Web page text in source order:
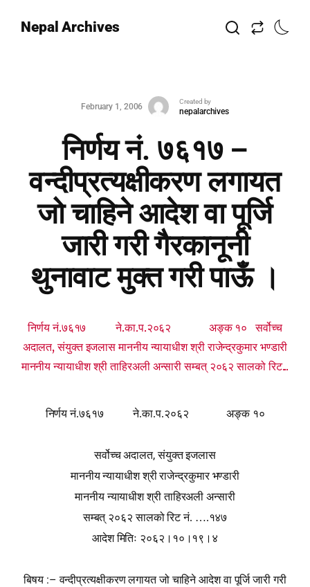
Nepal Archives
February 1, 2006
Created by
nepalarchives
निर्णय नं. ७६१७ –
वन्दीप्रत्यक्षीकरण लगायत
जो चाहिने आदेश वा पूर्जि
जारी गरी गैरकानूनी
थुनावाट मुक्त गरी पाऊँ ।
निर्णय नं.७६१७ ने.का.प.२०६२ अङ्क १० सर्वोच्च
अदालत, संयुक्त इजलास माननीय न्यायाधीश श्री राजेन्द्रकुमार भण्डारी
माननीय न्यायाधीश श्री ताहिरअली अन्सारी सम्बत् २०६२ सालको रिट...
निर्णय नं.७६१७ ने.का.प.२०६२ अङ्क १०
सर्वोच्च अदालत,संयुक्त इजलास
माननीय न्यायाधीश श्री राजेन्द्रकुमार भण्डारी
माननीय न्यायाधीश श्री ताहिरअली अन्सारी
सम्बत् २०६२ सालको रिट नं. ….१४७
आदेश मितिः २०६२।१०।१९।४
बिषय :–वन्दीप्रत्यक्षीकरण लगायत जो चाहिने आदेश वा पूर्जि जारी गरी